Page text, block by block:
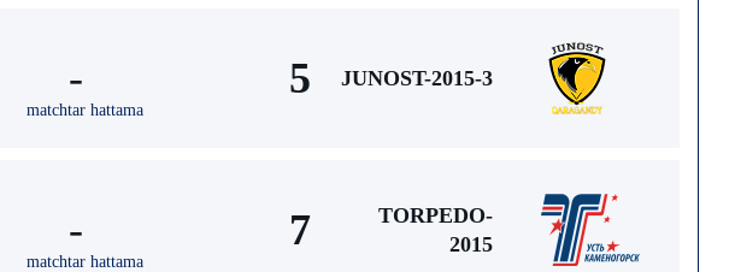
-
matchtar hattama
5 JUNOST-2015-3
-
matchtar hattama
7
TORPEDO-
2015